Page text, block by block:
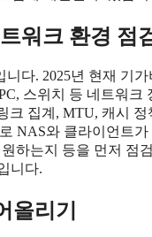
워크 환경 점
다. 2025년 현재 기
스위치 등 네트워크
집계, MTU, 캐시
NAS와 클라이언트
하는지 등을 먼저 점
니다.
올리기